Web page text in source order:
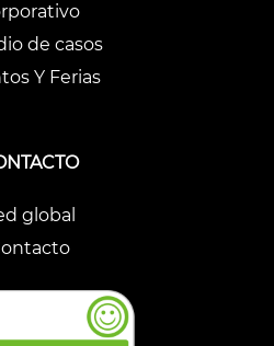
de casos
Y Ferias
global